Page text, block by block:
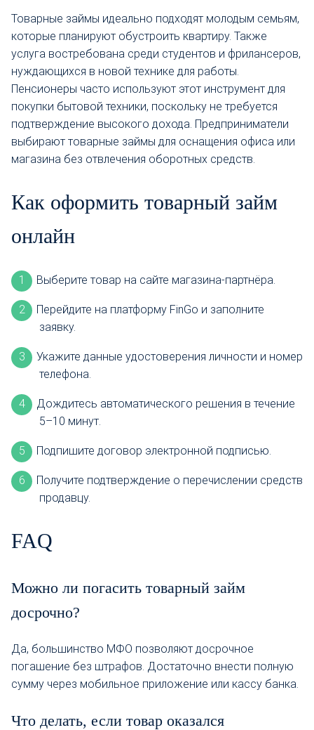
Товарные займы идеально подходят молодым семьям,
которые планируют обустроить квартиру. Также
услуга востребована среди студентов и фрилансеров,
нуждающихся в новой технике для работы.
Пенсионеры часто используют этот инструмент для
покупки бытовой техники, поскольку не требуется
подтверждение высокого дохода. Предприниматели
выбирают товарные займы для оснащения офиса или
магазина без отвлечения оборотных средств.
Как оформить товарный займ
онлайн
Выберите товар на сайте магазина-партнёра.
Перейдите на платформу FinGo и заполните
заявку.
Укажите данные удостоверения личности и номер
телефона.
Дождитесь автоматического решения в течение
5–10 минут.
Подпишите договор электронной подписью.
Получите подтверждение о перечислении средств
продавцу.
FAQ
Можно ли погасить товарный займ
досрочно?
Да, большинство МФО позволяют досрочное
погашение без штрафов. Достаточно внести полную
сумму через мобильное приложение или кассу банка.
Что делать, если товар оказался